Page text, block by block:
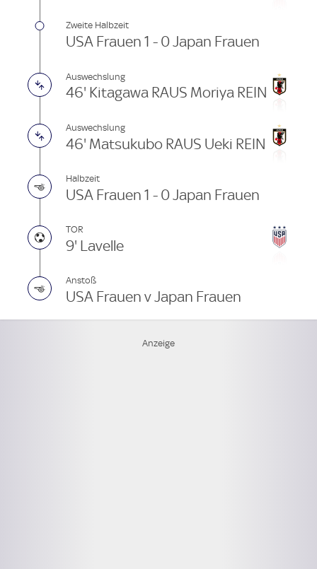
Zweite Halbzeit
USA Frauen 1 - 0 Japan Frauen
Auswechslung
46' Kitagawa RAUS Moriya REIN
Auswechslung
46' Matsukubo RAUS Ueki REIN
Halbzeit
USA Frauen 1 - 0 Japan Frauen
TOR
9' Lavelle
Anstoß
USA Frauen v Japan Frauen